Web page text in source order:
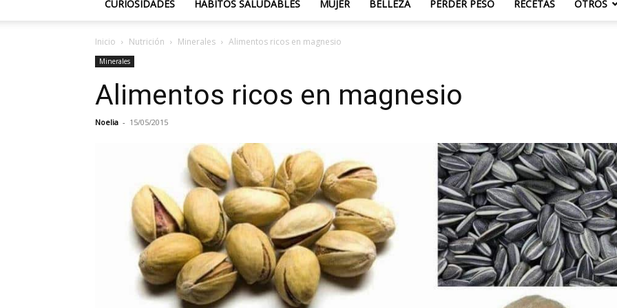
CURIOSIDADES HÁBITOS SALUDABLES MUJER BELLEZA PERDER PESO RECETAS OTROS
Inicio Nutrición Minerales Alimentos ricos en magnesio
Minerales
Alimentos ricos en magnesio
Noelia - 15/05/2015